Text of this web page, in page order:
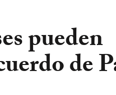
pueden
de